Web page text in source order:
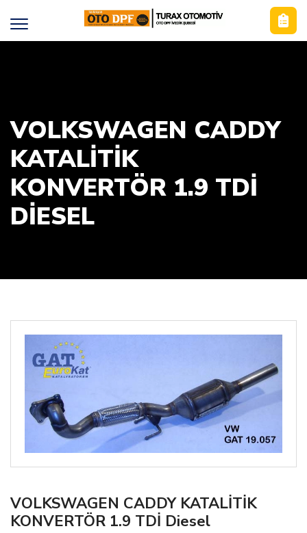
VOLKSWAGEN CADDY
KATALİTİK
KONVERTÖR 1.9 TDİ
DIESEL
VOLKSWAGEN CADDY KATALİTİK
KONVERTÖR 1.9 TDİ Diesel